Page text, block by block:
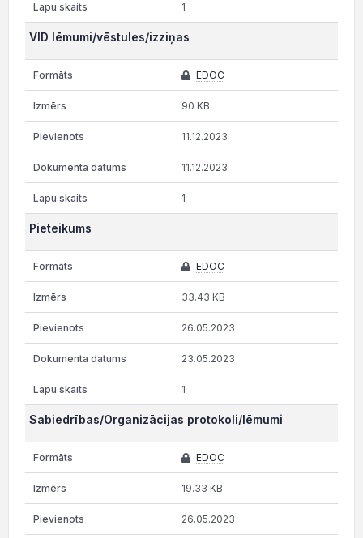
1
VID lēmumi/vēstules/izziņas
EDOC
90 KB
11.12.2023
11.12.2023
1
Pieteikums
EDOC
33.43 KB
26.05.2023
23.05.2023
1
Sabiedrības/Organizācijas protokoli/lēmumi
EDOC
19.33 KB
26.05.2023